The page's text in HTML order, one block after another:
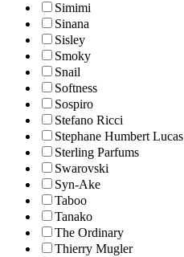
Simimi
Sinana
Sisley
Smoky
Snail
Softness
Sospiro
Stefano Ricci
Stephane Humbert Lucas
Sterling Parfums
Swarovski
Syn-Ake
Taboo
Tanako
The Ordinary
Thierry Mugler